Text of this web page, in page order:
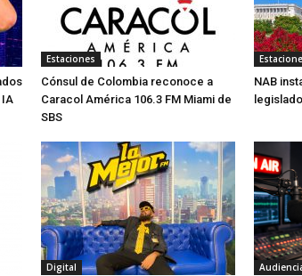
Estaciones
Cónsul de Colombia reconoce a
Caracol América 106.3 FM Miami de
SBS
NAB
Digital